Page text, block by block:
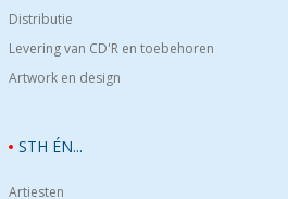
Distributie
Levering van CD'R en toebehoren
Artwork en design
STH ÉN...
Artiesten